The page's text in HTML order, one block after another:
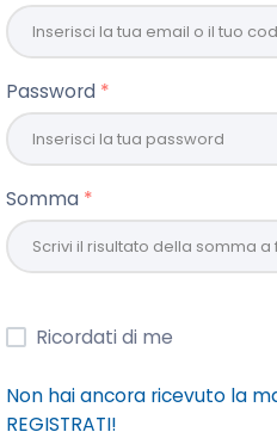
Password
Somma
Ricordati di me
Non hai ancora ricevuto la
REGISTRATI!